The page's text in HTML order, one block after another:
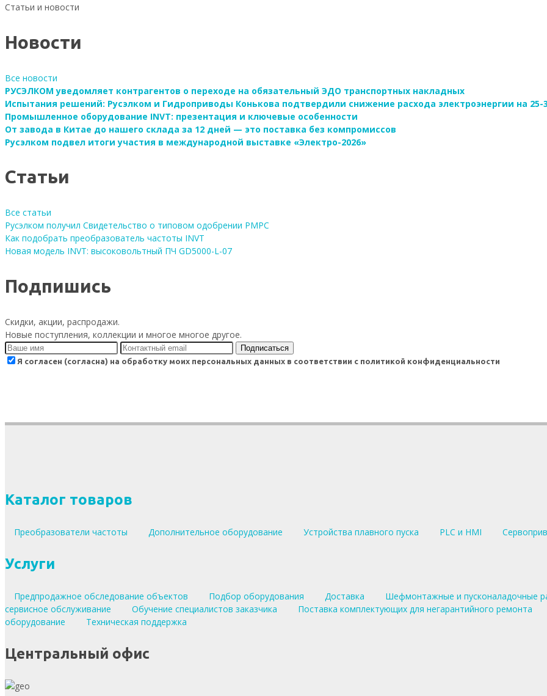
Статьи и новости
Новости
Все новости
РУСЭЛКОМ уведомляет контрагентов о переходе на обязательный ЭДО транспортных накладных
Испытания решений: Русэлком и Гидроприводы Конькова подтвердили снижение расхода электроэнергии на 25-
Промышленное оборудование INVT: презентация и ключевые особенности
От завода в Китае до нашего склада за 12 дней — это поставка без компромиссов
Русэлком подвел итоги участия в международной выставке «Электро-2026»
Статьи
Все статьи
Русэлком получил Свидетельство о типовом одобрении РМРС
Как подобрать преобразователь частоты INVT
Новая модель INVT: высоковольтный ПЧ GD5000-L-07
Подпишись
Скидки, акции, распродажи.
Новые поступления, коллекции и многое многое другое.
Подписаться
Я согласен (согласна) на обработку моих персональных данных в соответствии с политикой конфиденциальности
Каталог товаров
Преобразователи частоты Дополнительное оборудование Устройства плавного пуска PLC и HMI
Услуги
Предпродажное обследование объектов Подбор оборудования Доставка
Шефмонтажные и пусконаладочные
сервисное обслуживание
Обучение специалистов заказчика
Поставка комплектующих для негарантийного ремонта
оборудование
Техническая поддержка
Центральный офис